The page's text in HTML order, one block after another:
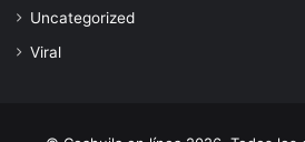
Uncategorized
Viral